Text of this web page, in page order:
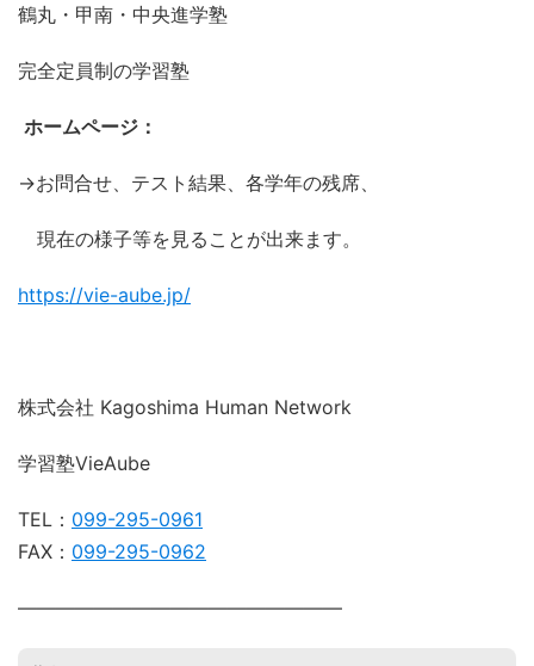
鶴丸・甲南・中央進学塾
完全定員制の学習塾
ホームページ：
→お問合せ、テスト結果、各学年の残席、
現在の様子等を見ることが出来ます。
https://vie-aube.jp/
株式会社 Kagoshima Human Network
学習塾VieAube
TEL： 099-295-0961
FAX： 099-295-0962
―――――――――――――――――